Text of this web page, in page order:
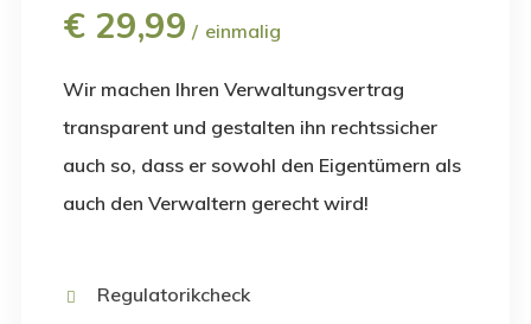
€29,99 einmalig
Wir machen Ihren Verwaltungsvertrag
transparent und gestalten ihn rechtssicher
auch so, dass er sowohl den Eigentümern als
auch den Verwaltern gerecht wird!
Regulatorikcheck